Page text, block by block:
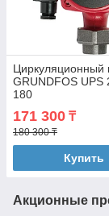
Циркуляционный
GRUNDFOS UPS
180
171 300 ₸
180 300 ₸
Купить
Акционные